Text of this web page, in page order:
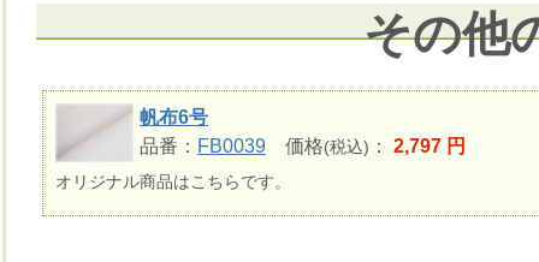
その他
帆布6号
品番： FB0039 価格(税込) ： 2,797 円
オリジナル商品はこちらです。